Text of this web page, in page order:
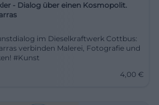
- Dialog über einen Kosmopolit.
im Dieselkraftwerk Cottbus:
verbinden Malerei, Fotografie und
#Kunst
4,00 €